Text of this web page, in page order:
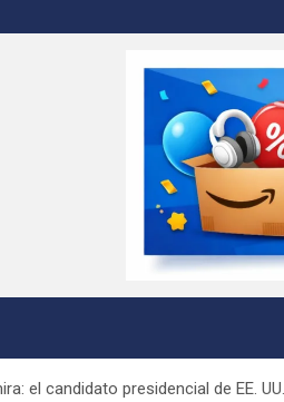
el candidato presidencial de EE.